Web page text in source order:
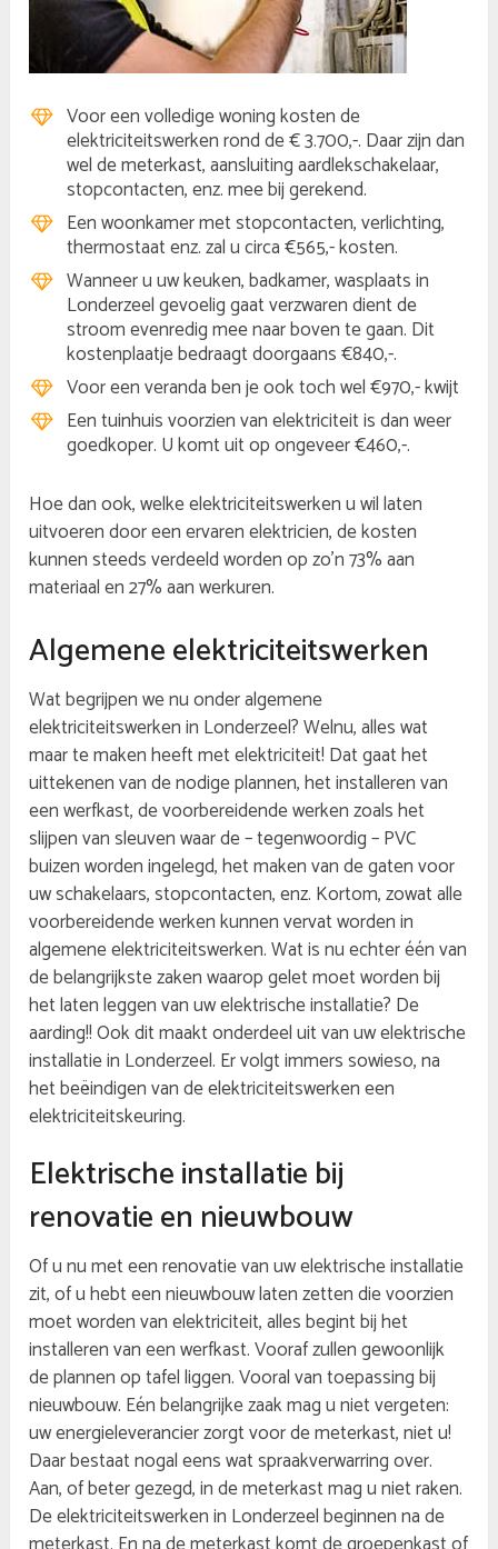
Voor een volledige woning kosten de
elektriciteitswerken rond de € 3.700,-. Daar zijn dan
wel de meterkast, aansluiting aardlekschakelaar,
stopcontacten, enz. mee bij gerekend.
Een woonkamer met stopcontacten, verlichting,
thermostaat enz. zal u circa €565,- kosten.
Wanneer u uw keuken, badkamer, wasplaats in
Londerzeel gevoelig gaat verzwaren dient de
stroom evenredig mee naar boven te gaan. Dit
kostenplaatje bedraagt doorgaans €840,-.
Voor een veranda ben je ook toch wel €970,- kwijt
Een tuinhuis voorzien van elektriciteit is dan weer
goedkoper. U komt uit op ongeveer €460,-.
Hoe dan ook, welke elektriciteitswerken u wil laten
uitvoeren door een ervaren elektricien, de kosten
kunnen steeds verdeeld worden op zo’n 73% aan
materiaal en 27% aan werkuren.
Algemene elektriciteitswerken
Wat begrijpen we nu onder algemene
elektriciteitswerken in Londerzeel? Welnu, alles wat
maar te maken heeft met elektriciteit! Dat gaat het
uittekenen van de nodige plannen, het installeren van
een werfkast, de voorbereidende werken zoals het
slijpen van sleuven waar de – tegenwoordig – PVC
buizen worden ingelegd, het maken van de gaten voor
uw schakelaars, stopcontacten, enz. Kortom, zowat alle
voorbereidende werken kunnen vervat worden in
algemene elektriciteitswerken. Wat is nu echter één van
de belangrijkste zaken waarop gelet moet worden bij
het laten leggen van uw elektrische installatie? De
aarding!! Ook dit maakt onderdeel uit van uw elektrische
installatie in Londerzeel. Er volgt immers sowieso, na
het beëindigen van de elektriciteitswerken een
elektriciteitskeuring.
Elektrische installatie bij
renovatie en nieuwbouw
Of u nu met een renovatie van uw elektrische installatie
zit, of u hebt een nieuwbouw laten zetten die voorzien
moet worden van elektriciteit, alles begint bij het
installeren van een werfkast. Vooraf zullen gewoonlijk
de plannen op tafel liggen. Vooral van toepassing bij
nieuwbouw. Eén belangrijke zaak mag u niet vergeten:
uw energieleverancier zorgt voor de meterkast, niet u!
Daar bestaat nogal eens wat spraakverwarring over.
Aan, of beter gezegd, in de meterkast mag u niet raken.
De elektriciteitswerken in Londerzeel beginnen na de